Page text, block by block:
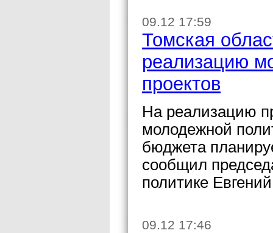
09.12 17:59
Томская
реализацию
проектов
На реализацию
молодежной
бюджета
сообщил
политике
09.12 17:46